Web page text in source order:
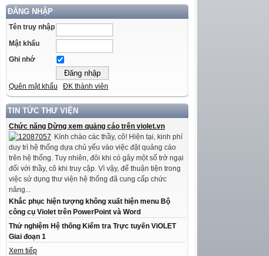
ĐĂNG NHẬP
Tên truy nhập
Mật khẩu
Ghi nhớ
Quên mật khẩu ĐK thành viên
TIN TỨC THƯ VIỆN
Chức năng Dừng xem quảng cáo trên violet.vn
Kính chào các thầy, cô! Hiện tại, kinh phí
duy trì hệ thống dựa chủ yếu vào việc đặt quảng cáo
trên hệ thống. Tuy nhiên, đôi khi có gây một số trở ngại
đối với thầy, cô khi truy cập. Vì vậy, để thuận tiện trong
việc sử dụng thư viện hệ thống đã cung cấp chức
năng...
Khắc phục hiện tượng không xuất hiện menu Bộ
công cụ Violet trên PowerPoint và Word
Thử nghiệm Hệ thống Kiểm tra Trực tuyến ViOLET
Giai đoạn 1
Xem tiếp